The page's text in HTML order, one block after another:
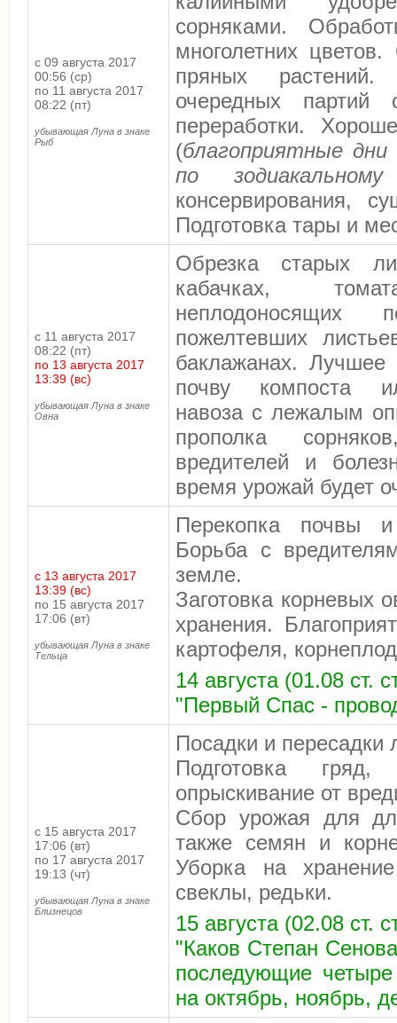
с 09 августа 2017
00:56 (ср)
по 11 августа 2017
08:22 (пт)
убывающая Луна в знаке
Рыб
сорняками.
многолетних
пряных
очередных
переработки.
(благоприятные дни
по
консервирования,
Подготовка тары и
с 11 августа 2017
08:22 (пт)
по 13 августа 2017
13:39 (вс)
убывающая Луна в знаке
Овна
Обрезка старых
кабачках,
пожелтевших
баклажанах.
почву компоста
навоза с лежалым
прополка
вредителей и
время урожай будет
с 13 августа 2017
13:39 (вс)
по 15 августа 2017
17:06 (вт)
убывающая Луна в знаке
Тельца
Перекопка почвы
Борьба с
земле.
Заготовка корневых
хранения.
картофеля,
14 августа (01.08
"Первый Спас -
с 15 августа 2017
17:06 (вт)
по 17 августа 2017
19:13 (чт)
убывающая Луна в знаке
Близнецов
Посадки и пересадки
Подготовка гряд,
опрыскивание от
Сбор урожая для
также семян и
Уборка на
свеклы, редьки.
15 августа (02.08 ст.
"Каков Степан
последующие
на октябрь, ноябрь,